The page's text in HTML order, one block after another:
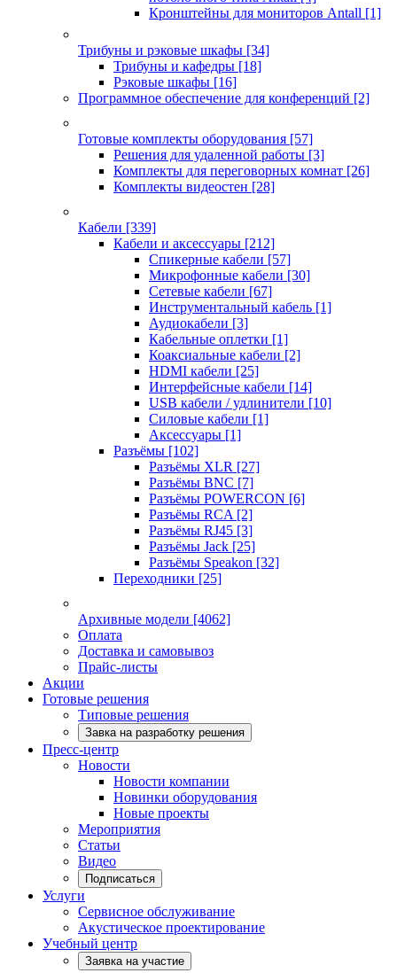
Кронштейны для мониторов Antall [1]
Трибуны и рэковые шкафы [34]
Трибуны и кафедры [18]
Рэковые шкафы [16]
Программное обеспечение для конференций [2]
Готовые комплекты оборудования [57]
Решения для удаленной работы [3]
Комплекты для переговорных комнат [26]
Комплекты видеостен [28]
Кабели [339]
Кабели и аксессуары [212]
Спикерные кабели [57]
Микрофонные кабели [30]
Сетевые кабели [67]
Инструментальный кабель [1]
Аудиокабели [3]
Кабельные оплетки [1]
Коаксиальные кабели [2]
HDMI кабели [25]
Интерфейсные кабели [14]
USB кабели / удлинители [10]
Силовые кабели [1]
Аксессуары [1]
Разъёмы [102]
Разъёмы XLR [27]
Разъёмы BNC [7]
Разъёмы POWERCON [6]
Разъёмы RCA [2]
Разъёмы RJ45 [3]
Разъёмы Jack [25]
Разъёмы Speakon [32]
Переходники [25]
Архивные модели [4062]
Оплата
Доставка и самовывоз
Прайс-листы
Акции
Готовые решения
Типовые решения
Завка на разработку решения
Пресс-центр
Новости
Новости компании
Новинки оборудования
Новые проекты
Мероприятия
Статьи
Видео
Подписаться
Услуги
Сервисное обслуживание
Акустическое проектирование
Учебный центр
Заявка на участие